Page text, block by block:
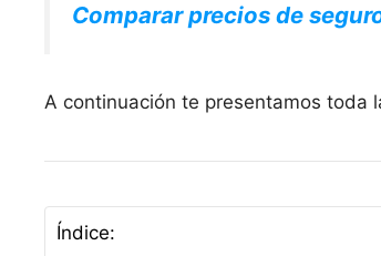
Comparar precios de
A continuación te presentamos toda
Índice: